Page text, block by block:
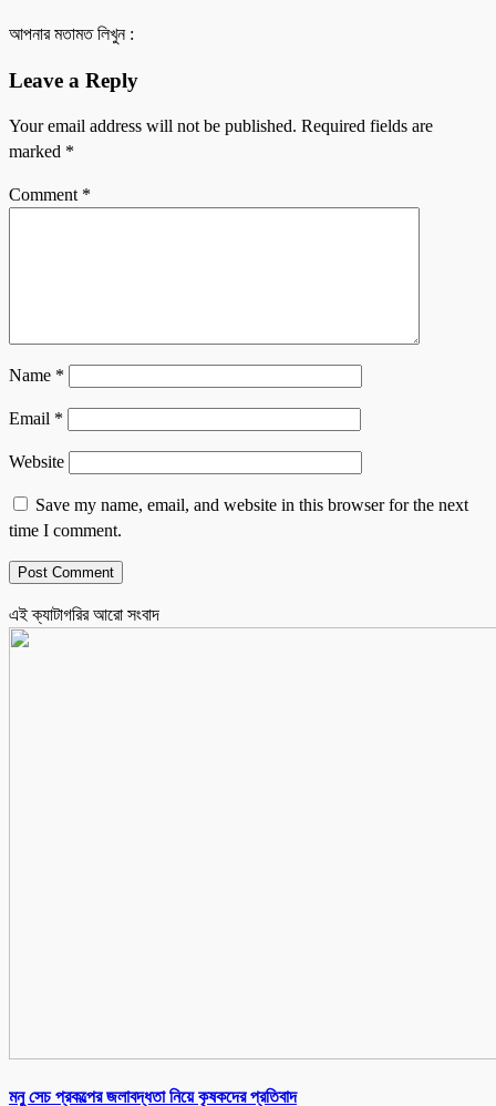
আপনার মতামত লিখুন :
Leave a Reply
Your email address will not be published. Required fields are
marked *
Comment *
Name *
Email *
Website
Save my name, email, and website in this browser for the next
time I comment.
এই ক্যাটাগরির আরো সংবাদ
মনু সেচ প্রকল্পের জলাবদ্ধতা নিয়ে কৃষকদের প্রতিবাদ